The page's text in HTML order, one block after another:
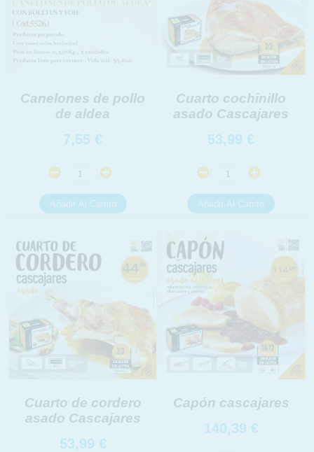
Canelones de pollo
de aldea
7,55 €
Cuarto cochinillo
asado Cascajares
53,99 €
Cuarto de cordero
asado Cascajares
53,99 €
Capón cascajares
140,39 €
INFORMACION SOBRE LA PROTECCIÓN DE TUS
DATOS
Responsable:
Finalidad:
Legitimación:
Destinatarios:
Derechos: